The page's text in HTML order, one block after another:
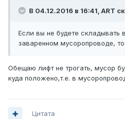
В 04.12.2016 в 16:41, ART
Если вы не будете складывать
заваренном мусоропроводе,
Обещаю лифт не трогать, мусор
куда положено,т.е. в
Цитата